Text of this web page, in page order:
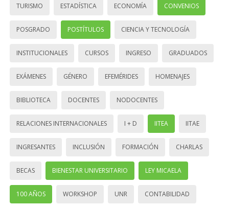
TURISMO ESTADÍSTICA ECONOMÍA CONVENIOS
POSGRADO POSTÍTULOS CIENCIA Y TECNOLOGÍA
INSTITUCIONALES CURSOS INGRESO GRADUADOS
EXÁMENES GÉNERO EFEMÉRIDES HOMENAJES
BIBLIOTECA DOCENTES NODOCENTES
RELACIONES INTERNACIONALES I + D IITEA IITAE
INGRESANTES INCLUSIÓN FORMACIÓN CHARLAS
BECAS BIENESTAR UNIVERSITARIO LEY MICAELA
100 AÑOS WORKSHOP UNR CONTABILIDAD